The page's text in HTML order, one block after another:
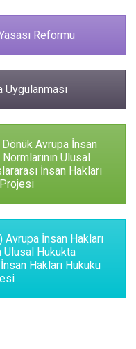
Reformu
Avrupa İnsan
Ulusal
İnsan Hakları
İnsan Hakları
Ulusal Hukukta
Hakları Hukuku